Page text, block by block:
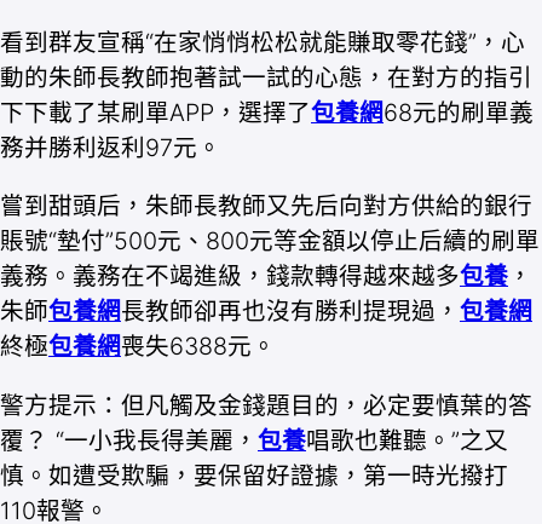
看到群友宣稱“在家悄悄松松就能賺取零花錢”，心
動的朱師長教師抱著試一試的心態，在對方的指引
下下載了某刷單APP，選擇了包養網68元的刷單義
務并勝利返利97元。
嘗到甜頭后，朱師長教師又先后向對方供給的銀行
賬號“墊付”500元、800元等金額以停止后續的刷單
義務。義務在不竭進級，錢款轉得越來越多包養 ，
朱師包養網長教師卻再也沒有勝利提現過， 包養網
終極包養網喪失6388元。
警方提示：但凡觸及金錢題目的，必定要慎葉的答
覆？ “一小我長得美麗， 包養唱歌也難聽。”之又
慎。如遭受欺騙，要保留好證據，第一時光撥打
110報警。